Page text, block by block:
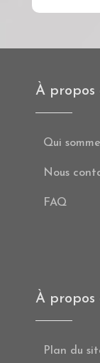
À propos
Qui
Nous
FAQ
À propos
Plan du